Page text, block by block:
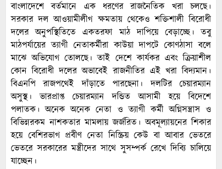
বাংলাদেশে বর্তমানে এক ধরণের রাজনৈতিক খরা চলছে।
সরকার দল আওয়ামীলীগ ক্ষমতায় থেকেও শক্তিশালী বিরোধী
দলের অনুপস্থিতিতে একতরফা মাঠ দাপিয়ে বেড়াচ্ছে। তবু
মাঠপর্যায়ের ত্যাগী নেতাকর্মীরা কাউয়া দাপটে কোণঠাসা বলে
মাঝে অভিযোগ তোলছে। তাই দেশে কার্যকর এবং ক্রিয়াশীল
কোন বিরোধী দলের অভাবেই রাজনীতির এই খরা বিদ্যমান।
বিএনপি রাজপথেই দাঁড়াতে পারছেনা। দলটির চেয়ারম্যান
অসুস্থ। ভারপ্রাপ্ত চেয়ারম্যান দন্ডিত আসামী হয়ে বিদেশে
পলাতক। অনেক অনেক নেতা ও ত্যাগী কর্মী অগ্নিসন্ত্রাস ও
বিভিন্নরকম নাশকতার মামলায় জর্জরিত। অবমূল্যায়নের শিকার
হয়ে বেশিরভাগ প্রবীণ নেতা নিস্ক্রিয় কেউ বা আবার ভেতরে
ভেতরে সরকারের মন্ত্রীদের সাথে সুসম্পর্ক রেখে দিব্যি চালিয়ে
যাচ্ছেন।